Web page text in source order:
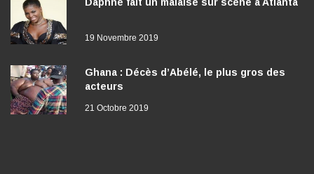
19 Novembre 2019
Ghana : Décès d’Abélé, le plus gros des
acteurs
21 Octobre 2019